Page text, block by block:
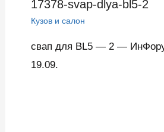
17378-svap-dlya-bl5-2
Кузов и салон
свап для BL5 — 2 —
19.09.